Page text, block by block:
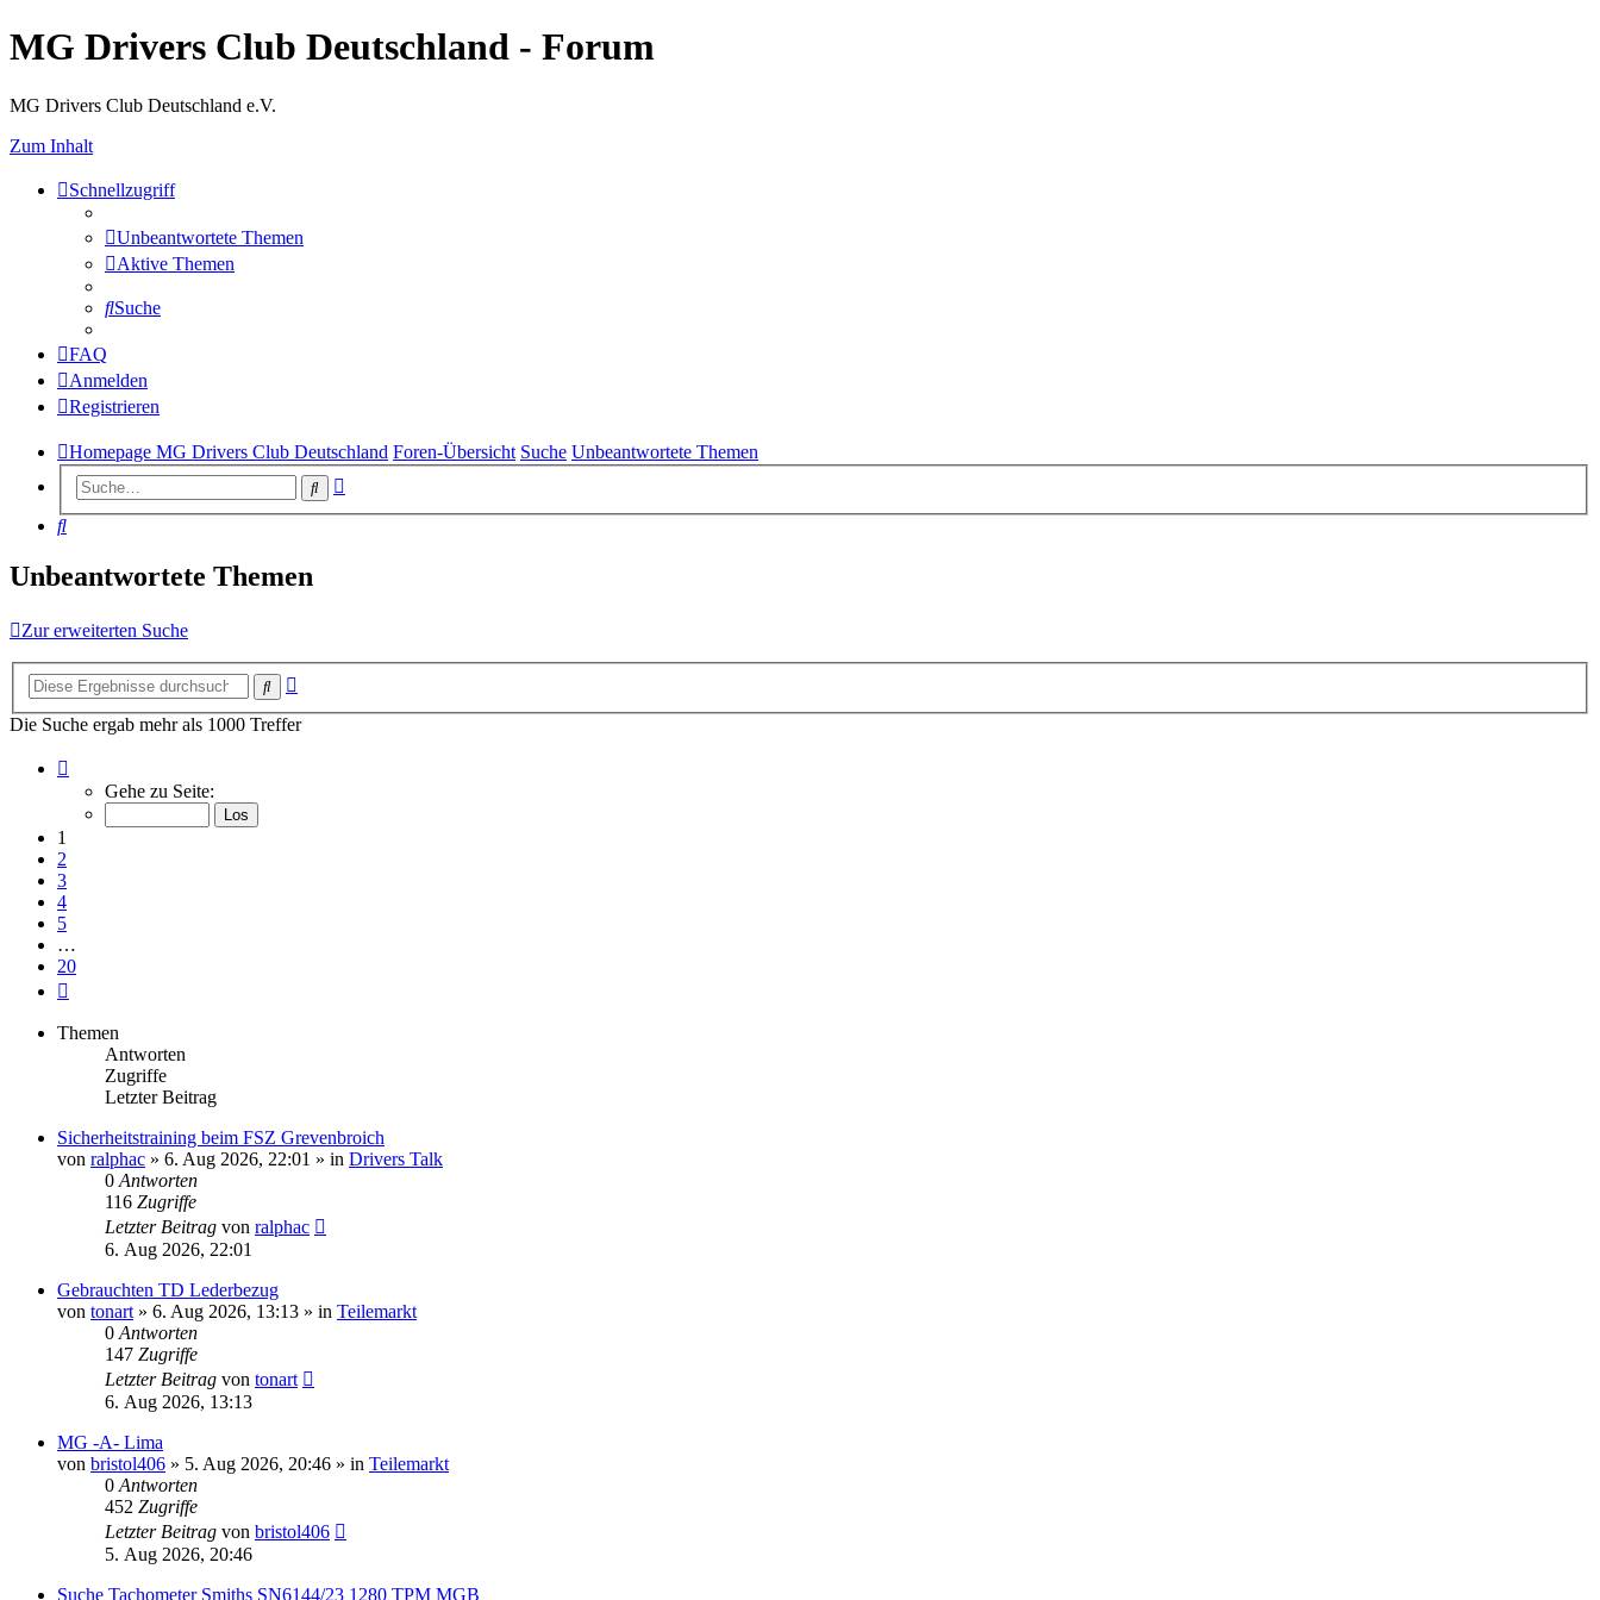
MG Drivers Club Deutschland - Forum
MG Drivers Club Deutschland e.V.
Zum Inhalt
Schnellzugriff
Unbeantwortete Themen
Aktive Themen
Suche
FAQ
Anmelden
Registrieren
Homepage MG Drivers Club Deutschland Foren-Übersicht Suche Unbeantwortete Themen
Suche
Suche
Unbeantwortete Themen
Zur erweiterten Suche
Suche
Die Suche ergab mehr als 1000 Treffer
von
Gehe zu Seite:
1
2
3
4
5
…
20
Themen
Antworten
Zugriffe
Letzter Beitrag
Sicherheitstraining beim FSZ Grevenbroich
von ralphac » 6. Aug 2026, 22:01 » in Drivers Talk
0 Antworten
116 Zugriffe
Letzter Beitrag von ralphac
6. Aug 2026, 22:01
Gebrauchten TD Lederbezug
von tonart » 6. Aug 2026, 13:13 » in Teilemarkt
0 Antworten
147 Zugriffe
Letzter Beitrag von tonart
6. Aug 2026, 13:13
MG -A- Lima
von bristol406 » 5. Aug 2026, 20:46 » in Teilemarkt
0 Antworten
452 Zugriffe
Letzter Beitrag von bristol406
5. Aug 2026, 20:46
Suche Tachometer Smiths SN6144/23 1280 TPM MGB